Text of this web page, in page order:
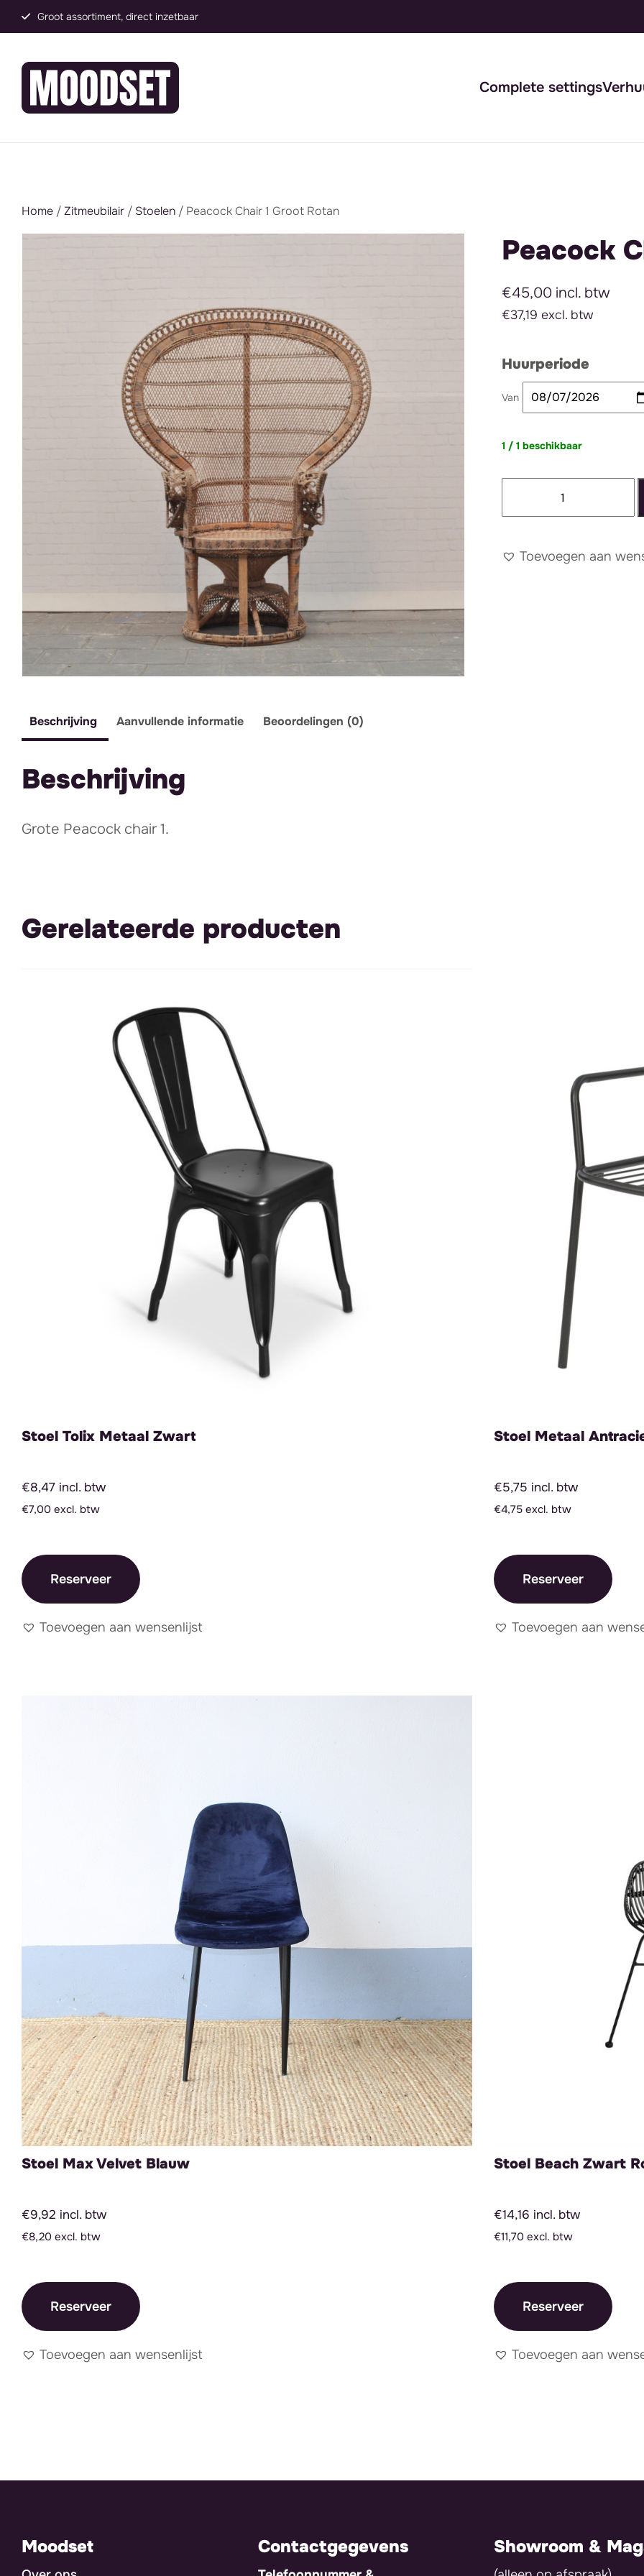
Groot assortiment, direct inzetbaar
Complete settings
Home /Zitmeubilair / Stoelen / Peacock Chair 1 Groot Rotan
Peacock
€45,00 incl. btw
€37,19 excl. btw
Huurperiode
Van
1 / 1 beschikbaar
GrootToevoegen aan
Beschrijving Aanvullende informatie Beoordelingen (0)
Beschrijving
Grote Peacock chair 1.
Gerelateerde producten
Stoel Tolix Metaal Zwart
€8,47 incl. btw
€7,00 excl. btw
Reserveer
Toevoegen aan wensenlijst
Stoel Metaal
€5,75 incl. btw
€4,75 excl. btw
Reserveer
Toevoegen aan
Stoel Max Velvet Blauw
€9,92 incl. btw
€8,20 excl. btw
Reserveer
Toevoegen aan wensenlijst
Stoel Beach Zwart
€14,16 incl. btw
€11,70 excl. btw
Reserveer
Toevoegen aan
Moodset Contactgegevens Showroom &